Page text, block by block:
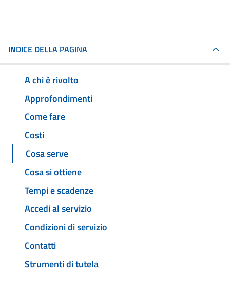
INDICE DELLA PAGINA
A chi è rivolto
Approfondimenti
Come fare
Costi
Cosa serve
Cosa si ottiene
Tempi e scadenze
Accedi al servizio
Condizioni di servizio
Contatti
Strumenti di tutela